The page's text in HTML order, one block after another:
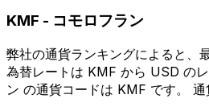
KMF - コモロフラン
弊社の通貨ランキングによると、
為替レートは KMF から USD の
ン の通貨コードは KMF です。 通